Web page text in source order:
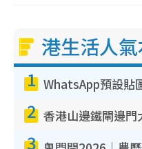
港生活人
1
2
3